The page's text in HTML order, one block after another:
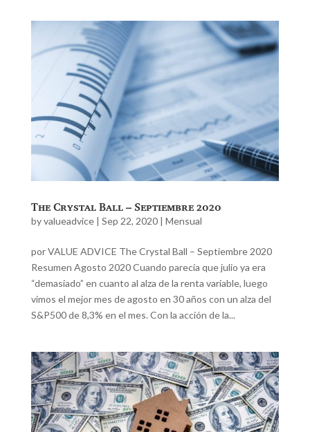
The Crystal Ball – Septiembre 2020
byvalueadvice| Sep 22, 2020| Mensual
por VALUE ADVICE The Crystal Ball – Septiembre 2020
Resumen Agosto 2020 Cuando parecía que julio ya era
“demasiado” en cuanto al alza de la renta variable, luego
vimos el mejor mes de agosto en 30 años con un alza del
S&P500 de 8,3% en el mes. Con la acción de la...